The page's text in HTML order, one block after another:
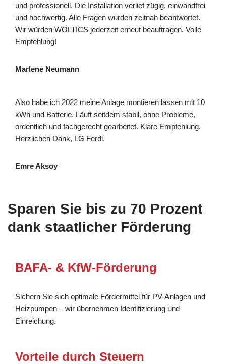
und professionell. Die Installation verlief zügig, einwandfrei
und hochwertig. Alle Fragen wurden zeitnah beantwortet.
Wir würden WOLTICS jederzeit erneut beauftragen. Volle
Empfehlung!
Marlene Neumann
Also habe ich 2022 meine Anlage montieren lassen mit 10
kWh und Batterie. Läuft seitdem stabil, ohne Probleme,
ordentlich und fachgerecht gearbeitet. Klare Empfehlung.
Herzlichen Dank, LG Ferdi.
Emre Aksoy
Sparen Sie bis zu 70 Prozent
dank staatlicher Förderung
BAFA- & KfW-Förderung
Sichern Sie sich optimale Fördermittel für PV-Anlagen und
Heizpumpen – wir übernehmen Identifizierung und
Einreichung.
Vorteile durch Steuern